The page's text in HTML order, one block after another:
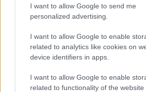
I want to allow Google to send me
personalized advertising.
I want to allow Google to enable
related to analytics like cookies on
device identifiers in apps.
I want to allow Google to enable
related to functionality of the website